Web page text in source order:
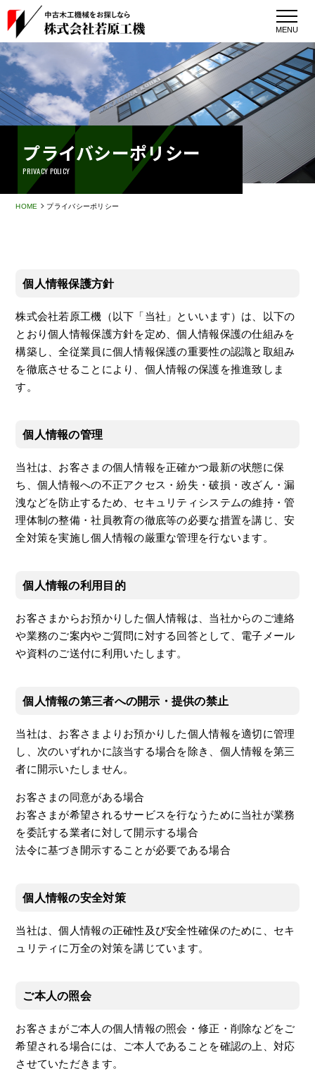
MENU
プライバシーポリシー
PRIVACY POLICY
HOME プライバシーポリシー
個人情報保護方針
株式会社若原工機（以下「当社」といいます）は、以下の
とおり個人情報保護方針を定め、個人情報保護の仕組みを
構築し、全従業員に個人情報保護の重要性の認識と取組み
を徹底させることにより、個人情報の保護を推進致しま
す。
個人情報の管理
当社は、お客さまの個人情報を正確かつ最新の状態に保
ち、個人情報への不正アクセス・紛失・破損・改ざん・漏
洩などを防止するため、セキュリティシステムの維持・管
理体制の整備・社員教育の徹底等の必要な措置を講じ、安
全対策を実施し個人情報の厳重な管理を行ないます。
個人情報の利用目的
お客さまからお預かりした個人情報は、当社からのご連絡
や業務のご案内やご質問に対する回答として、電子メール
や資料のご送付に利用いたします。
個人情報の第三者への開示・提供の禁止
当社は、お客さまよりお預かりした個人情報を適切に管理
し、次のいずれかに該当する場合を除き、個人情報を第三
者に開示いたしません。
お客さまの同意がある場合
お客さまが希望されるサービスを行なうために当社が業務
を委託する業者に対して開示する場合
法令に基づき開示することが必要である場合
個人情報の安全対策
当社は、個人情報の正確性及び安全性確保のために、セキ
ュリティに万全の対策を講じています。
ご本人の照会
お客さまがご本人の個人情報の照会・修正・削除などをご
希望される場合には、ご本人であることを確認の上、対応
させていただきます。